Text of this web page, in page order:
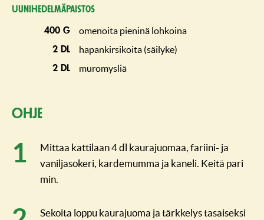
Uunihedel­mä­paistos
400 g omenoita pieninä lohkoina
2 dl hapankirsikoita (säilyke)
2 dl muromysliä
Ohje
Mittaa kattilaan 4 dl kaurajuomaa, fariini- ja
vaniljasokeri, kardemumma ja kaneli. Keitä pari
min.
Sekoita loppu kaurajuoma ja tärkkelys tasaiseksi